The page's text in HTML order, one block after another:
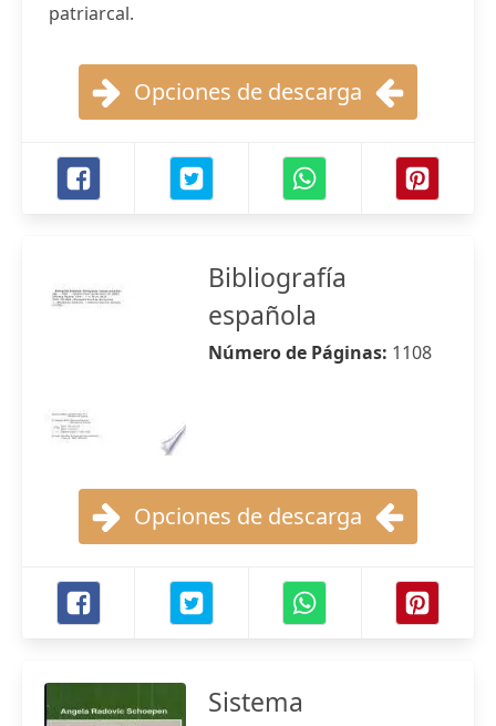
patriarcal.
Opciones de descarga
Bibliografía
española
Número de Páginas: 1108
Opciones de descarga
Sistema